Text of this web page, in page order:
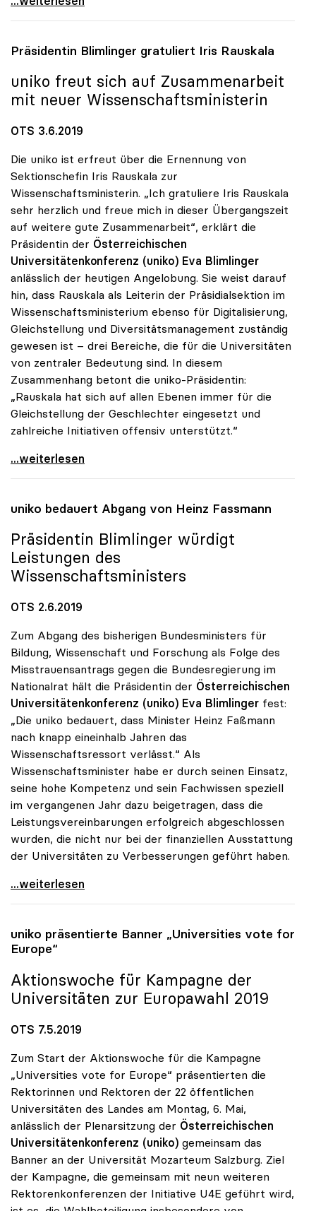
Präsidentin Blimlinger gratuliert Iris Rauskala
uniko freut sich auf Zusammenarbeit
mit neuer Wissenschaftsministerin
OTS 3.6.2019
Die uniko ist erfreut über die Ernennung von
Sektionschefin Iris Rauskala zur
Wissenschaftsministerin. „Ich gratuliere Iris Rauskala
sehr herzlich und freue mich in dieser Übergangszeit
auf weitere gute Zusammenarbeit“, erklärt die
Präsidentin der Österreichischen
Universitätenkonferenz (uniko) Eva Blimlinger
anlässlich der heutigen Angelobung. Sie weist darauf
hin, dass Rauskala als Leiterin der Präsidialsektion im
Wissenschaftsministerium ebenso für Digitalisierung,
Gleichstellung und Diversitätsmanagement zuständig
gewesen ist – drei Bereiche, die für die Universitäten
von zentraler Bedeutung sind. In diesem
Zusammenhang betont die uniko-Präsidentin:
„Rauskala hat sich auf allen Ebenen immer für die
Gleichstellung der Geschlechter eingesetzt und
zahlreiche Initiativen offensiv unterstützt.“
Präsidentin Blimlinger gratuliert Iris Rauskala
...weiterlesen
uniko bedauert Abgang von Heinz Fassmann
Präsidentin Blimlinger würdigt
Leistungen des
Wissenschaftsministers
OTS 2.6.2019
Zum Abgang des bisherigen Bundesministers für
Bildung, Wissenschaft und Forschung als Folge des
Misstrauensantrags gegen die Bundesregierung im
Nationalrat hält die Präsidentin der Österreichischen
Universitätenkonferenz (uniko) Eva Blimlinger fest:
„Die uniko bedauert, dass Minister Heinz Faßmann
nach knapp eineinhalb Jahren das
Wissenschaftsressort verlässt.“ Als
Wissenschaftsminister habe er durch seinen Einsatz,
seine hohe Kompetenz und sein Fachwissen speziell
im vergangenen Jahr dazu beigetragen, dass die
Leistungsvereinbarungen erfolgreich abgeschlossen
wurden, die nicht nur bei der finanziellen Ausstattung
der Universitäten zu Verbesserungen geführt haben.
uniko bedauert Abgang von Heinz Fassmann
...weiterlesen
uniko präsentierte Banner „Universities vote for
Europe“
Aktionswoche für Kampagne der
Universitäten zur Europawahl 2019
OTS 7.5.2019
Zum Start der Aktionswoche für die Kampagne
„Universities vote for Europe“ präsentierten die
Rektorinnen und Rektoren der 22 öffentlichen
Universitäten des Landes am Montag, 6. Mai,
anlässlich der Plenarsitzung der Österreichischen
Universitätenkonferenz (uniko) gemeinsam das
Banner an der Universität Mozarteum Salzburg. Ziel
der Kampagne, die gemeinsam mit neun weiteren
Rektorenkonferenzen der Initiative U4E geführt wird,